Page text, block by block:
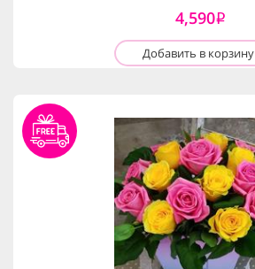
4,590i
Добавить в корзину